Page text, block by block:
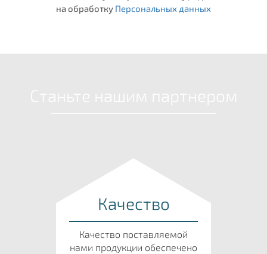
на обработку Персональных данных
Качество
Качество поставляемой
нами продукции обеспечено